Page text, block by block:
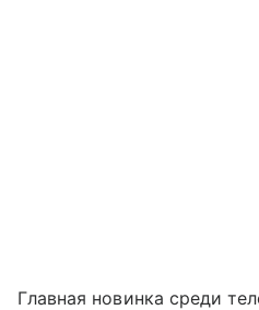
Главная новинка среди